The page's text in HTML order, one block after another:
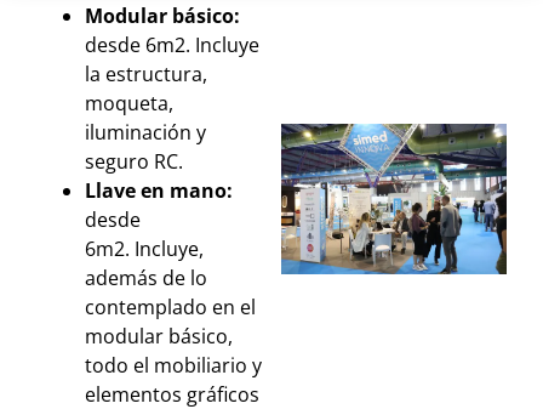
Modular básico:
desde 6m2. Incluye
la estructura,
moqueta,
iluminación y
seguro RC.
Llave en mano:
desde
6m2. Incluye,
además de lo
contemplado en el
modular básico,
todo el mobiliario y
elementos gráficos